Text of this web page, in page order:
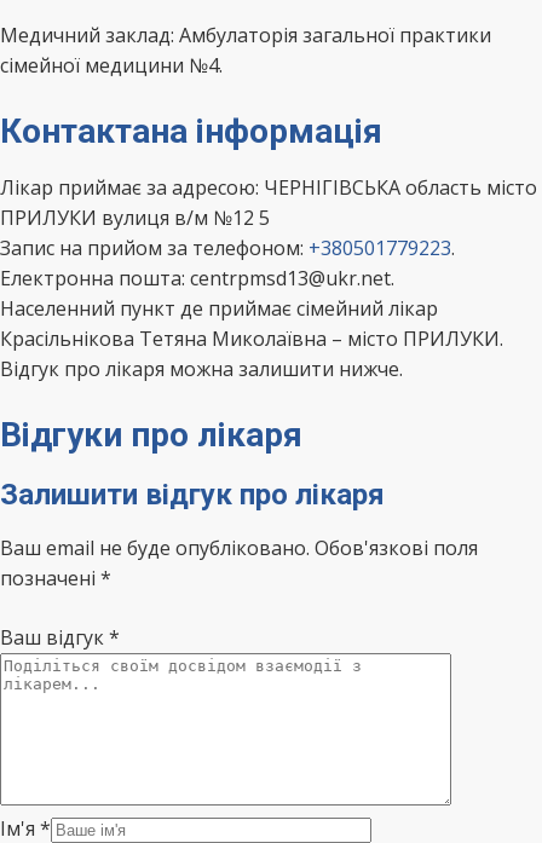
Медичний заклад: Амбулаторія загальної практики
сімейної медицини №4.
Контактана інформація
Лікар приймає за адресою: ЧЕРНІГІВСЬКА область місто
ПРИЛУКИ вулиця в/м №12 5
Запис на прийом за телефоном: +380501779223.
Електронна пошта: centrpmsd13@ukr.net.
Населенний пункт де приймає сімейний лікар
Красільнікова Тетяна Миколаївна – місто ПРИЛУКИ.
Відгук про лікаря можна залишити нижче.
Відгуки про лікаря
Залишити відгук про лікаря
Ваш email не буде опубліковано. Обов'язкові поля
позначені *
Ваш відгук*
Ім'я *